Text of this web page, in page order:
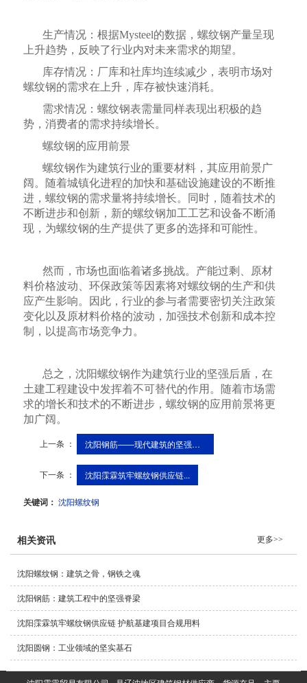
生产情况：根据Mysteel的数据，螺纹钢产量呈现
上升趋势，反映了行业内对未来需求的期望。
库存情况：厂库和社库均连续减少，表明市场对
螺纹钢的需求在上升，库存被快速消耗。
需求情况：螺纹钢表需量同样表现出积极的趋
势，消费者的需求持续增长。
螺纹钢的应用前景
螺纹钢作为建筑行业的重要材料，其应用前景广
阔。随着城镇化进程的加快和基础设施建设的不断推
进，螺纹钢的需求量将持续增长。同时，随着技术的
不断进步和创新，新的螺纹钢加工工艺和设备不断涌
现，为螺纹钢的生产提供了更多的选择和可能性。
然而，市场也面临着诸多挑战。产能过剩、原材
料价格波动、环保政策等因素将对螺纹钢的生产和供
应产生影响。因此，行业的参与者需要密切关注政策
变化以及原材料价格的波动，加强技术创新和成本控
制，以提高市场竞争力。
总之，沈阳螺纹钢作为建筑行业的坚强后盾，在
土建工程建设中发挥着不可替代的作用。随着市场需
求的增长和技术的不断进步，螺纹钢的应用前景将更
加广阔。
上一条 ： 沈阳钢筋——现代建筑的坚强脊梁
下一条 ： 沈阳霂霖筑牢螺纹钢供应链...
关键词：沈阳螺纹钢
相关资讯 更多>>
沈阳螺纹钢：建筑之骨，钢铁之魂
沈阳钢筋：建筑工程中的坚强脊梁
沈阳霂霖筑牢螺纹钢供应链 护航基建项目合规用料
沈阳圆钢：工业领域的坚实基石